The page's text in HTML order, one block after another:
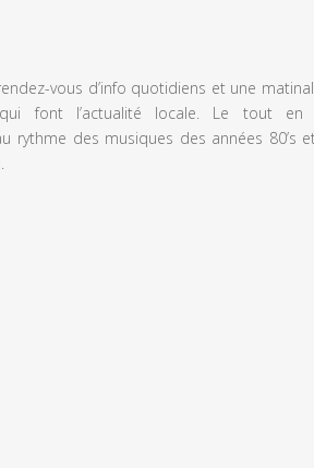
vous d’info quotidiens et une
font l’actualité locale. Le tout en
rythme des musiques des années 80’s